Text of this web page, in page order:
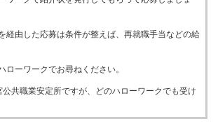
経由した応募は条件が整えば、再就職手当などの給
ローワークでお尋ねください。
共職業安定所ですが、どのハローワークでも受け